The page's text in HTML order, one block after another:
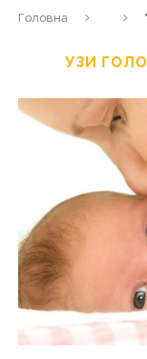
Головна
УЗИ